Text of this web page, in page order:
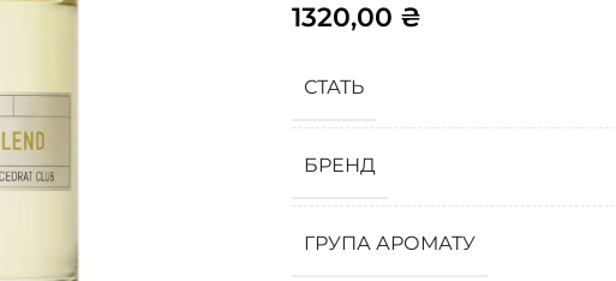
1320,00 ₴
СТАТЬ
БРЕНД
ГРУПА АРОМАТУ